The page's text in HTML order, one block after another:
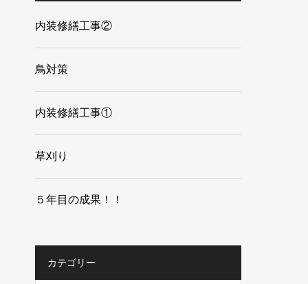
内装修繕工事②
鳥対策
内装修繕工事①
草刈り
５年目の成果！！
カテゴリー